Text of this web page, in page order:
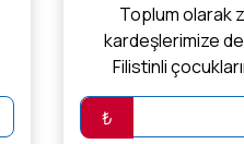
Toplum olarak
kardeşlerimize
Filistinli
₺